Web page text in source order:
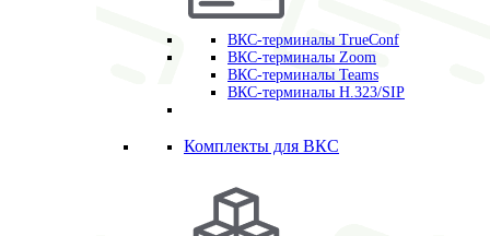
ВКС-терминалы TrueConf
ВКС-терминалы Zoom
ВКС-терминалы Teams
ВКС-терминалы H.323/SIP
Комплекты для ВКС